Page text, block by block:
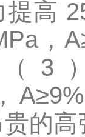
提高
，
（ 3
的高